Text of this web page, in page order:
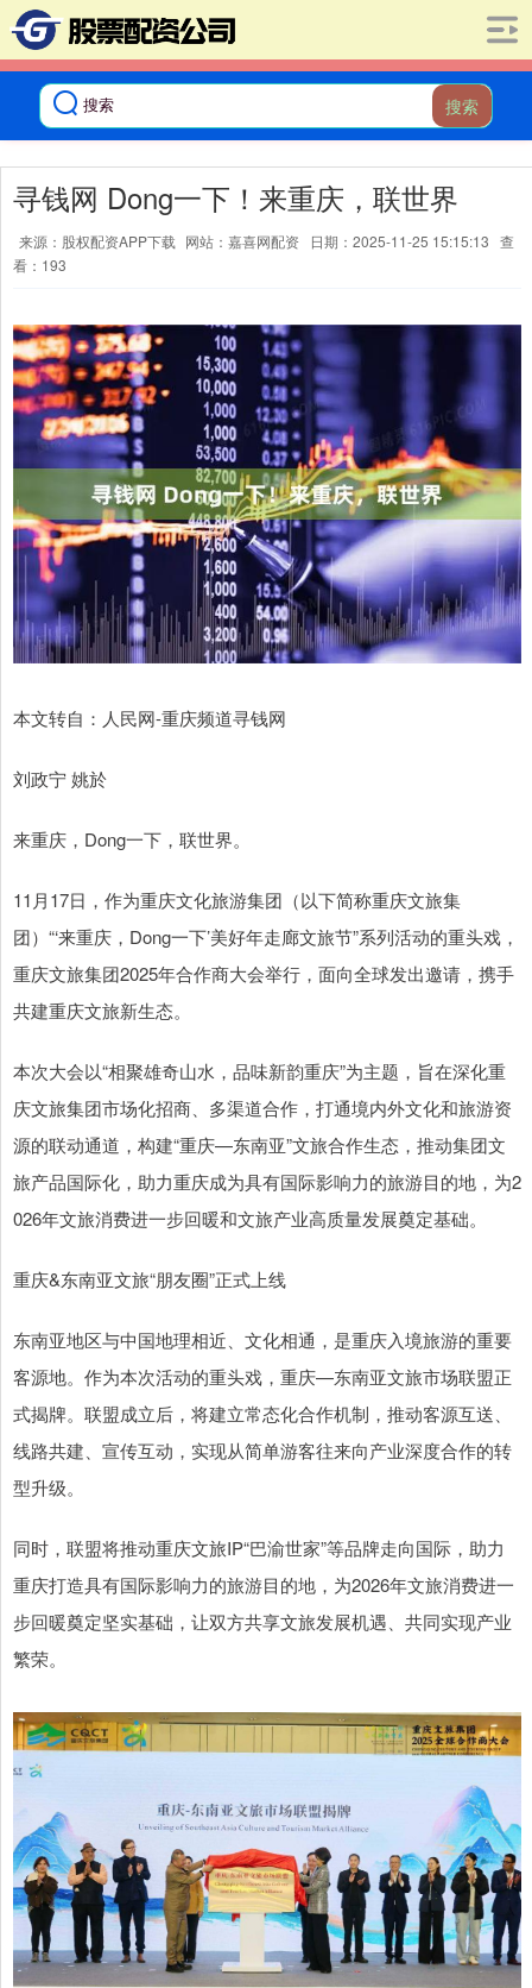
搜索
寻钱网 Dong一下！来重庆，联世界
来源：股权配资APP下载 网站：嘉喜网配资 日期：2025-11-25 15:15:13 查
看：193
本文转自：人民网-重庆频道寻钱网
刘政宁 姚於
来重庆，Dong一下，联世界。
11月17日，作为重庆文化旅游集团（以下简称重庆文旅集
团）“‘来重庆，Dong一下’美好年走廊文旅节”系列活动的重头戏，
重庆文旅集团2025年合作商大会举行，面向全球发出邀请，携手
共建重庆文旅新生态。
本次大会以“相聚雄奇山水，品味新韵重庆”为主题，旨在深化重
庆文旅集团市场化招商、多渠道合作，打通境内外文化和旅游资
源的联动通道，构建“重庆—东南亚”文旅合作生态，推动集团文
旅产品国际化，助力重庆成为具有国际影响力的旅游目的地，为2
026年文旅消费进一步回暖和文旅产业高质量发展奠定基础。
重庆&东南亚文旅“朋友圈”正式上线
东南亚地区与中国地理相近、文化相通，是重庆入境旅游的重要
客源地。作为本次活动的重头戏，重庆—东南亚文旅市场联盟正
式揭牌。联盟成立后，将建立常态化合作机制，推动客源互送、
线路共建、宣传互动，实现从简单游客往来向产业深度合作的转
型升级。
同时，联盟将推动重庆文旅IP“巴渝世家”等品牌走向国际，助力
重庆打造具有国际影响力的旅游目的地，为2026年文旅消费进一
步回暖奠定坚实基础，让双方共享文旅发展机遇、共同实现产业
繁荣。